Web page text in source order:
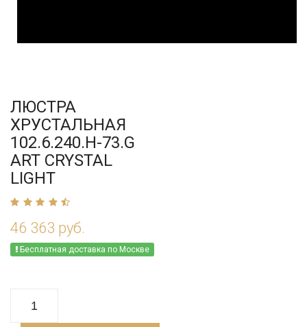
ЛЮСТРА
ХРУСТАЛЬНАЯ
102.6.240.H-73.G
ART CRYSTAL
LIGHT
46 363 руб.
Бесплатная доставка по Москве